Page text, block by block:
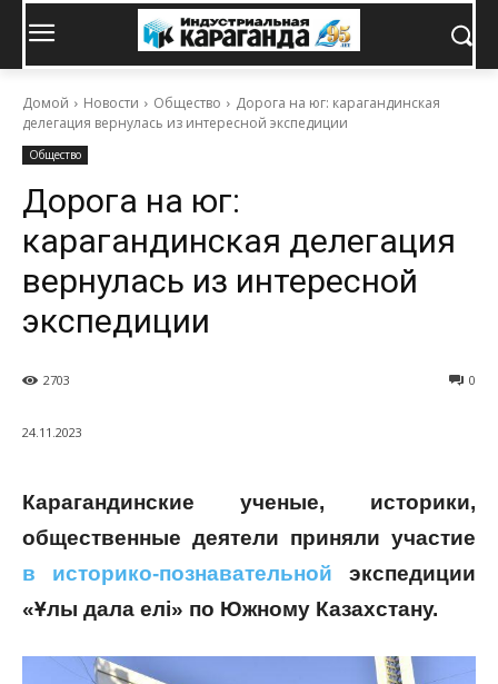
Домой Новости Общество
Дорога на юг: карагандинская
делегация вернулась из интересной экспедиции
Общество
Дорога на юг:
карагандинская делегация
вернулась из интересной
экспедиции
0
2703
24.11.2023
Карагандинские ученые, историки,
общественные деятели приняли участие
в историко-познавательной экспедиции
«Ұлы дала елі» по Южному Казахстану.